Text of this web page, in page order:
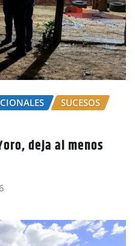
SUCESOS
deja al menos